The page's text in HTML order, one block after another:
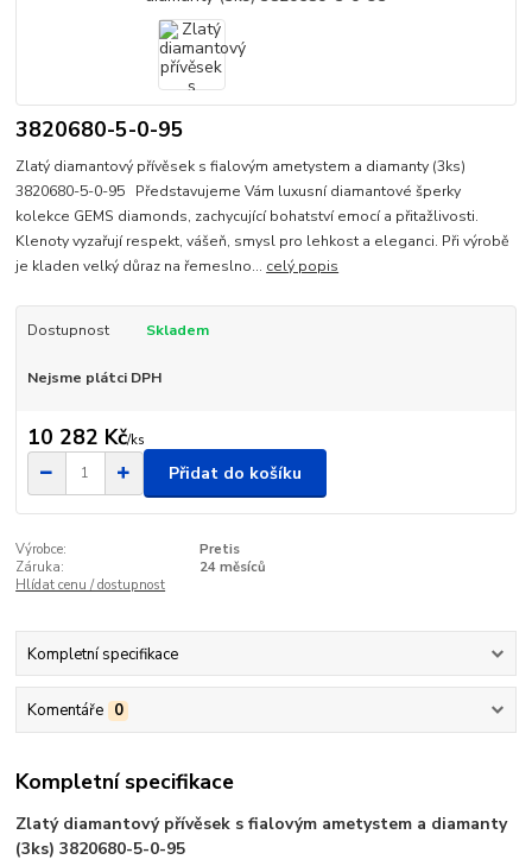
3820680-5-0-95
Zlatý diamantový přívěsek s fialovým ametystem a diamanty (3ks)
3820680-5-0-95 Představujeme Vám luxusní diamantové šperky
kolekce GEMS diamonds, zachycující bohatství emocí a přitažlivosti.
Klenoty vyzařují respekt, vášeň, smysl pro lehkost a eleganci. Při výrobě
je kladen velký důraz na řemeslno... celý popis
Dostupnost Skladem
Nejsme plátci DPH
10 282 Kč/ks
Přidat do košíku
Výrobce:
Pretis
Záruka:
24 měsíců
Hlídat cenu / dostupnost
Kompletní specifikace
Komentáře 0
Kompletní specifikace
Zlatý diamantový přívěsek s fialovým ametystem a diamanty
(3ks) 3820680-5-0-95